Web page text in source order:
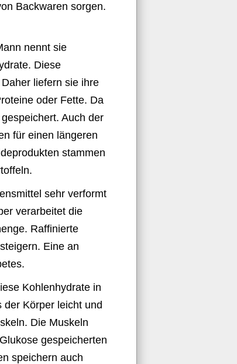
Backwaren sorgen.
nennt sie
Diese
liefern sie ihre
oder Fette. Da
Auch der
für einen längeren
stammen
sehr verformt
verarbeitet die
Raffinierte
Eine an
Kohlenhydrate in
Körper leicht und
Die Muskeln
gespeicherten
speichern auch